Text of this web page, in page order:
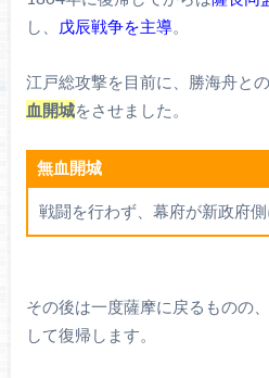
し、
戊辰戦争を主導。
江戸総攻撃を目前に、勝海舟と
血開城をさせました。
無血開城
戦闘を行わず、幕府が新政府
その後は一度薩摩に戻るものの
して復帰します。